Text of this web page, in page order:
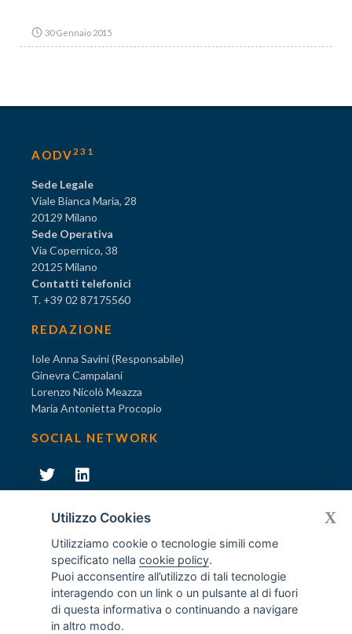
30 Gennaio 2015
AODV 231
Sede Legale
Viale Bianca Maria, 28
20129 Milano
Sede Operativa
Via Copernico, 38
20125 Milano
Contatti telefonici
T. +39 02 87175560
REDAZIONE
Iole Anna Savini (Responsabile)
Ginevra Campalani
Lorenzo Nicolò Meazza
Maria Antonietta Procopio
SOCIAL NETWORK
Diventa socio di AODV
© Tutti i diritti riservati AODV231- ® Marchio registrato
Associazione dei Componenti degli Organismi di Vigilanza
Utilizzo Cookies
Utilizziamo cookie o tecnologie simili come
specificato nellacookie policy.
Puoi acconsentire all’utilizzo di tali tecnologie
interagendo con un link o un pulsante al di fuori
di questa informativa o continuando a navigare
in altro modo.
X